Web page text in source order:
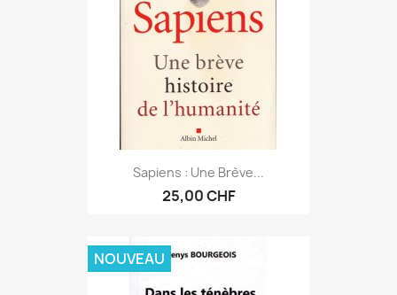
Sapiens : Une Brève...
25,00 CHF
NOUVEAU